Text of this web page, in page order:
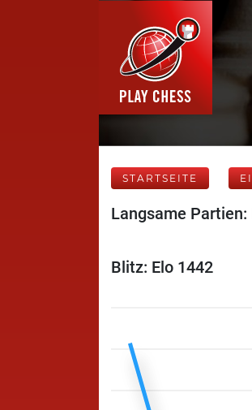
STARTSEITE
Langsame Partien:
Blitz: Elo 1442